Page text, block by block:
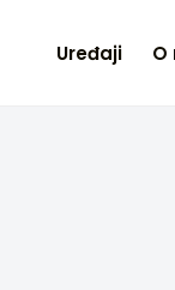
Uređaji O